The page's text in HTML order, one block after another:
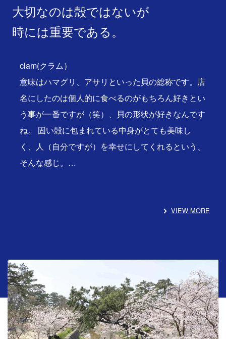
大切なのは殻ではないが
時には重要である。
clam(クラム）
意味はハマグリ、アサリといった貝の総称です。店
名にしたのは個人的に食べるのがもちろん好きとい
う事が一番ですが（笑）、貝の形状が好きなんです
ね。 固い殻に包まれている中身がとても美味し
く、人（自分ですが）を幸せにしてくれるという、
そんな感じ。…
VIEW MORE